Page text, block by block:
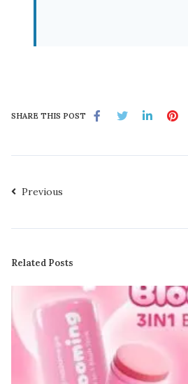
SHARE THIS POST
Previous
Related Posts